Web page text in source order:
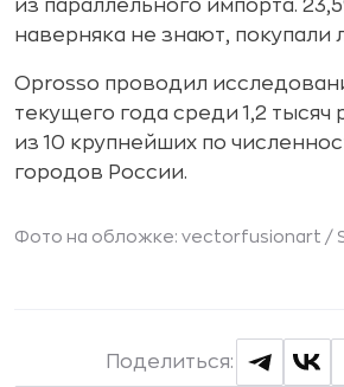
из параллельного импорта.
наверняка не знают, покупали
Oprosso проводил
текущего года среди 1,2 тысяч
из 10 крупнейших по
городов России.
Фото на обложке: vectorfusionart /
Поделиться: